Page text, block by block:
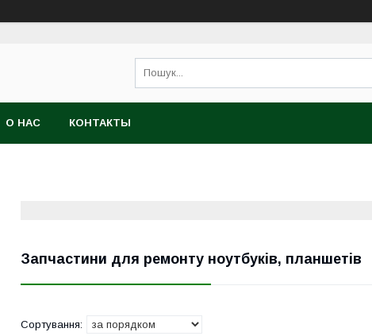
О НАС КОНТАКТЫ
Запчастини для ремонту ноутбуків, планшетів